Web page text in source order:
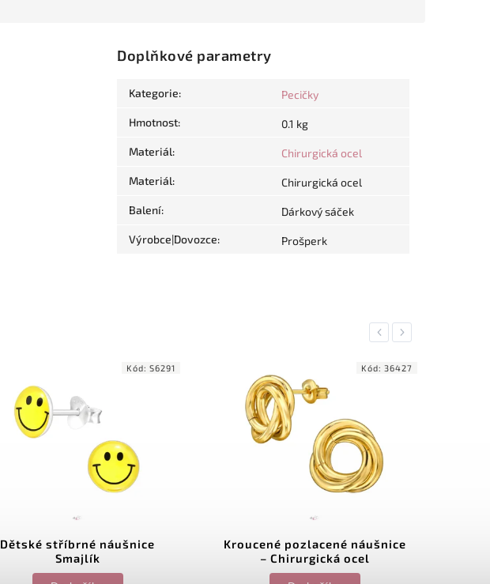
Doplňkové parametry
Kategorie: Pecičky
Hmotnost: 0.1 kg
Materiál: Chirurgická ocel
Materiál: Chirurgická ocel
Balení: Dárkový sáček
Výrobce|Dovozce: Prošperk
Previous
Dětské stříbrné náušnice
Smajlík
Kód: S6291
Kroucené pozlacené náušnice
– Chirurgická ocel
Kód: 36427
Next